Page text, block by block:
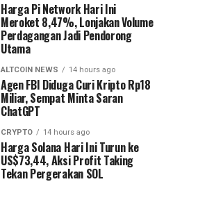
Harga Pi Network Hari Ini
Meroket 8,47%, Lonjakan Volume
Perdagangan Jadi Pendorong
Utama
ALTCOIN NEWS 14 hours ago
Agen FBI Diduga Curi Kripto Rp18
Miliar, Sempat Minta Saran
ChatGPT
CRYPTO 14 hours ago
Harga Solana Hari Ini Turun ke
US$73,44, Aksi Profit Taking
Tekan Pergerakan SOL